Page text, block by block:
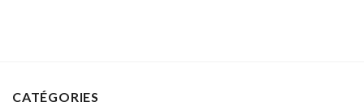
CATÉGORIES